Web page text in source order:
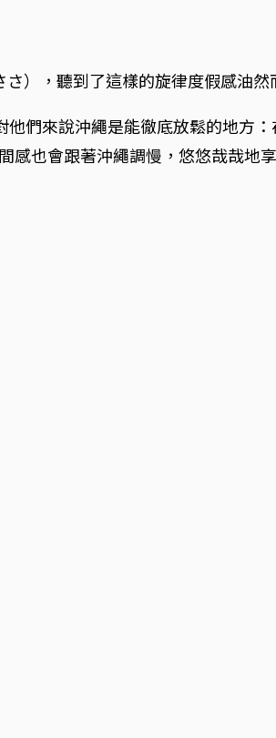
），聽到了這樣的旋律度假感油然
們來說沖繩是能徹底放鬆的地方
也會跟著沖繩調慢，悠悠哉哉地